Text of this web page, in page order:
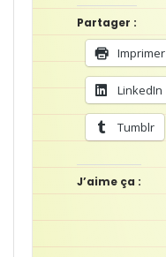
Partager :
Imprimer
LinkedIn
Tumblr
J’aime ça :